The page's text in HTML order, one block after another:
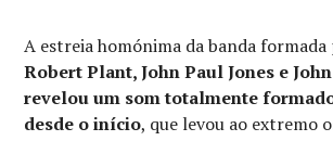
A estreia homónima da banda
Robert Plant, John Paul Jones e
revelou um som totalmente
desde o início, que levou ao extremo